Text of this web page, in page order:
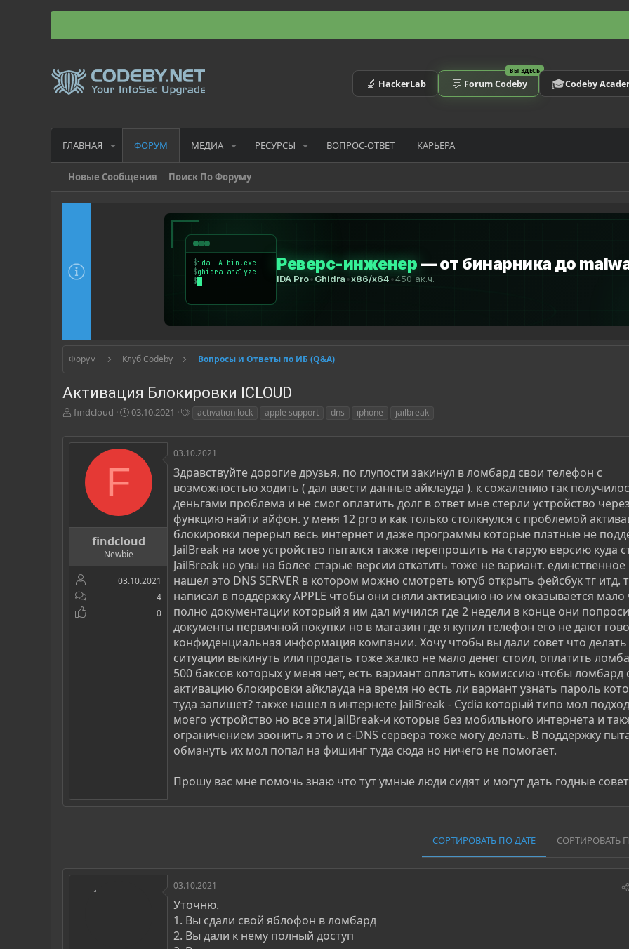
🔬 HackerLab
ВЫ ЗДЕСЬ
💬 Forum Codeby 🎓Codeby
ГЛАВНАЯ ФОРУМ МЕДИА РЕСУРСЫ ВОПРОС-ОТВЕТ КАРЬЕРА
Новые Сообщения Поиск По Форуму
Форум Клуб Codeby Вопросы и Ответы по ИБ (Q&A)
Активация Блокировки ICLOUD
А
т
findcloud
Д
т
а
л
а
03.10.2021
г
и
activation lock apple support dns iphone jailbreak
F
findcloud
Newbie
03.10.2021
4
0
03.10.2021
Здравствуйте дорогие друзья, по глупости закинул в ломбард свои телефон с
возможностью ходить ( дал ввести данные айклауда ). к сожалению так
деньгами проблема и не смог оплатить долг в ответ мне стерли устройство через
функцию найти айфон. у меня 12 pro и как только столкнулся с проблемой
блокировки перерыл весь интернет и даже программы которые платные не
JailBreak на мое устройство пытался также перепрошить на старую версию куда
JailBreak но увы на более старые версии откатить тоже не вариант. единственное
нашел это DNS SERVER в котором можно смотреть ютуб открыть фейсбук тг итд.
написал в поддержку APPLE чтобы они сняли активацию но им оказывается мало
полно документации который я им дал мучился где 2 недели в конце они
документы первичной покупки но в магазин где я купил телефон его не дают
конфиденциальная информация компании. Хочу чтобы вы дали совет что делать
ситуации выкинуть или продать тоже жалко не мало денег стоил, оплатить
500 баксов которых у меня нет, есть вариант оплатить комиссию чтобы ломбард
активацию блокировки айклауда на время но есть ли вариант узнать пароль
туда запишет? также нашел в интернете JailBreak - Cydia который типо мол
моего устройство но все эти JailBreak-и которые без мобильного интернета и
ограничением звонить я это и с-DNS сервера тоже могу делать. В поддержку
обмануть их мол попал на фишинг туда сюда но ничего не помогает.
Прошу вас мне помочь знаю что тут умные люди сидят и могут дать годные
СОРТИРОВАТЬ ПО ДАТЕ СОРТИРОВАТЬ
03.10.2021
Уточню.
1. Вы сдали свой яблофон в ломбард
2. Вы дали к нему полный доступ